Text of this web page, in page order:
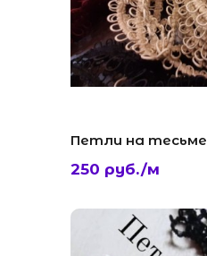
Петли на тесьме
250 руб./м